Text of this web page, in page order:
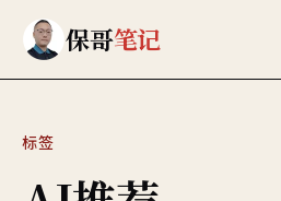
保哥笔记
标签